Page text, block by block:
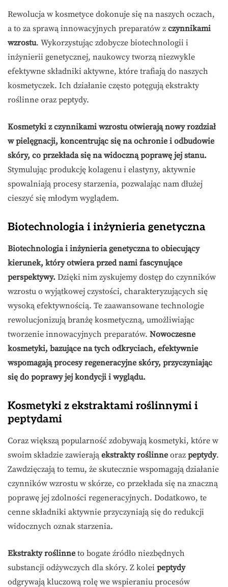
Rewolucja w kosmetyce dokonuje się na naszych oczach,
a to za sprawą innowacyjnych preparatów z czynnikami
wzrostu. Wykorzystując zdobycze biotechnologii i
inżynierii genetycznej, naukowcy tworzą niezwykle
efektywne składniki aktywne, które trafiają do naszych
kosmetyczek. Ich działanie często potęgują ekstrakty
roślinne oraz peptydy.
Kosmetyki z czynnikami wzrostu otwierają nowy rozdział
w pielęgnacji, koncentrując się na ochronie i odbudowie
skóry, co przekłada się na widoczną poprawę jej stanu.
Stymulując produkcję kolagenu i elastyny, aktywnie
spowalniają procesy starzenia, pozwalając nam dłużej
cieszyć się młodym wyglądem.
Biotechnologia i inżynieria genetyczna
Biotechnologia i inżynieria genetyczna to obiecujący
kierunek, który otwiera przed nami fascynujące
perspektywy. Dzięki nim zyskujemy dostęp do czynników
wzrostu o wyjątkowej czystości, charakteryzujących się
wysoką efektywnością. Te zaawansowane technologie
rewolucjonizują branżę kosmetyczną, umożliwiając
tworzenie innowacyjnych preparatów. Nowoczesne
kosmetyki, bazujące na tych odkryciach, efektywnie
wspomagają procesy regeneracyjne skóry, przyczyniając
się do poprawy jej kondycji i wyglądu.
Kosmetyki z ekstraktami roślinnymi i
peptydami
Coraz większą popularność zdobywają kosmetyki, które w
swoim składzie zawierają ekstrakty roślinne oraz peptydy.
Zawdzięczają to temu, że skutecznie wspomagają działanie
czynników wzrostu w skórze, co przekłada się na znaczną
poprawę jej zdolności regeneracyjnych. Dodatkowo, te
cenne składniki aktywnie przyczyniają się do redukcji
widocznych oznak starzenia.
Ekstrakty roślinne to bogate źródło niezbędnych
substancji odżywczych dla skóry. Z kolei peptydy
odgrywają kluczową rolę we wspieraniu procesów